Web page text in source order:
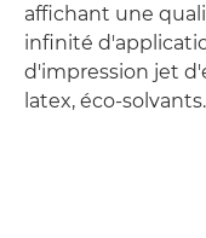
affichant une
infinité
d'impression jet
latex, éco-solvants.